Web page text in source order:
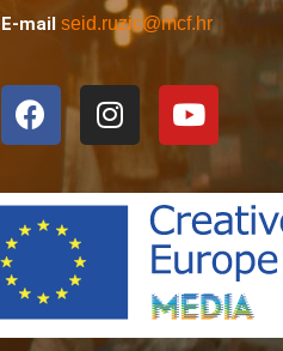
E-mail seid.ruzic@mcf.hr